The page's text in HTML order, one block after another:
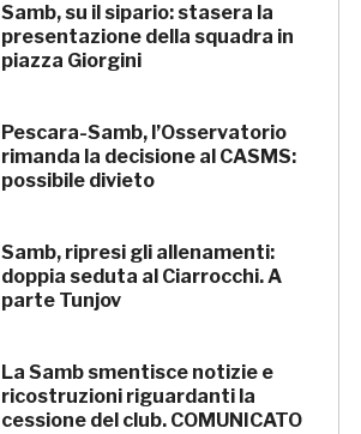
Samb, su il sipario: stasera la
presentazione della squadra in
piazza Giorgini
Pescara-Samb, l’Osservatorio
rimanda la decisione al CASMS:
possibile divieto
Samb, ripresi gli allenamenti:
doppia seduta al Ciarrocchi. A
parte Tunjov
La Samb smentisce notizie e
ricostruzioni riguardanti la
cessione del club. COMUNICATO